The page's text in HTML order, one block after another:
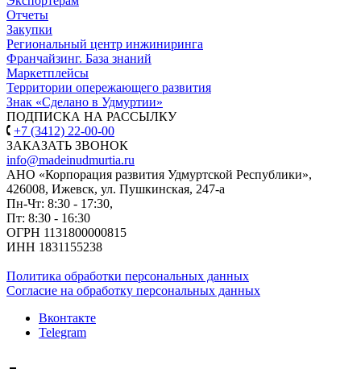
Отчеты
Закупки
Региональный центр инжиниринга
Франчайзинг. База знаний
Маркетплейсы
Территории опережающего развития
Знак «Сделано в Удмуртии»
ПОДПИСКА НА РАССЫЛКУ
+7 (3412) 22-00-00
ЗАКАЗАТЬ ЗВОНОК
info@madeinudmurtia.ru
АНО «Корпорация развития Удмуртской Республики»,
426008, Ижевск, ул. Пушкинская, 247-а
Пн-Чт: 8:30 - 17:30,
Пт: 8:30 - 16:30
ОГРН 1131800000815
ИНН 1831155238
Политика обработки персональных данных
Согласие на обработку персональных данных
Вконтакте
Telegram